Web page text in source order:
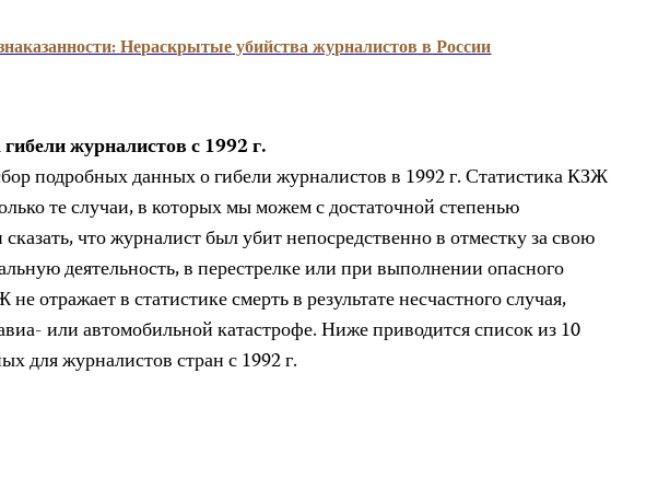
Нераскрытые убийства журналистов в Pоссии
журналистов с 1992 г.
подробных данных о гибели журналистов в 1992 г. Статистика КЗЖ
те случаи, в которых мы можем с достаточной степенью
что журналист был убит непосредственно в отместку за свою
деятельность, в перестрелке или при выполнении опасного
отражает в статистике смерть в результате несчастного случая,
или автомобильной катастрофе. Ниже приводится список из 10
для журналистов стран с 1992 г.